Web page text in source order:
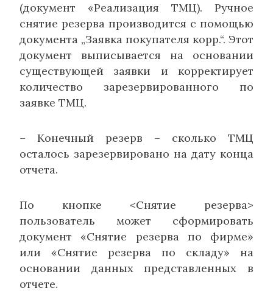
(документ «Реализация ТМЦ). Ручное
снятие резерва производится с помощью
документа „Заявка покупателя корр.“. Этот
документ выписывается на основании
существующей заявки и корректирует
количество зарезервированного по
заявке ТМЦ.
– Конечный резерв – сколько ТМЦ
осталось зарезервировано на дату конца
отчета.
По кнопке <Снятие резерва>
пользователь может сформировать
документ «Снятие резерва по фирме»
или «Снятие резерва по складу» на
основании данных представленных в
отчете.